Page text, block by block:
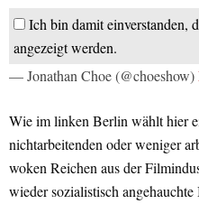
Ich bin damit einverstanden,
angezeigt werden.
— Jonathan Choe (@choeshow)
Wie im linken Berlin wählt hier
nichtarbeitenden oder weniger
woken Reichen aus der
wieder sozialistisch